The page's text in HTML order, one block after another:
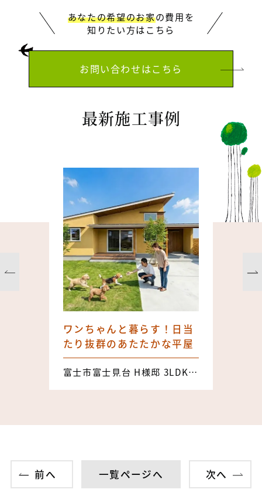
あなたの希望のお家の費用を
知りたい方はこちら
お問い合わせはこちら
最新施工事例
ワンちゃんと暮らす！日当
たり抜群のあたたかな平屋
富士市富士見台 H様邸 3LDK 25.71坪
前へ 一覧ページへ 次へ